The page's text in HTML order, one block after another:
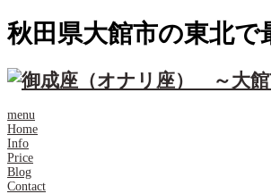
秋田県大館市の東北で
menu
Home
Info
Price
Blog
Contact